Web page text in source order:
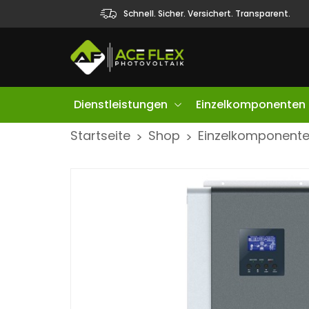
Schnell. Sicher. Versichert. Transparent.
Dienstleistungen Einzelkomponenten
Startseite > Shop >